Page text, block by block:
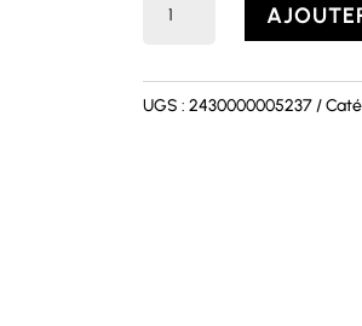
EVA
UGS : 2430000005237